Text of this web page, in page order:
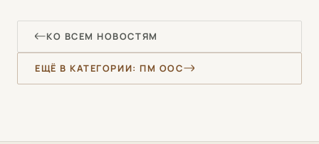
КО ВСЕМ НОВОСТЯМ
ЕЩЁ В КАТЕГОРИИ: ПМ ООС